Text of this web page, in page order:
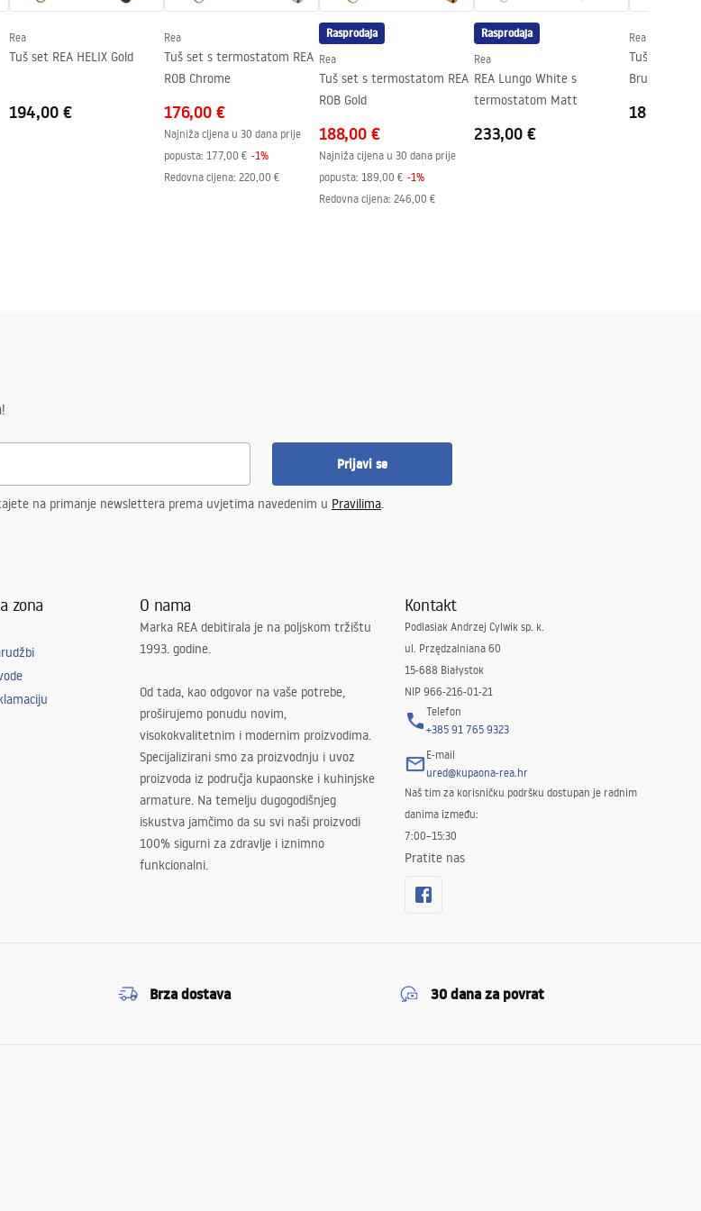
Rea
Tuš set REA HELIX Gold
194,00 €
Rea
Tuš set s termostatom REA
ROB Chrome
176,00 €
Najniža cijena u 30 dana prije
popusta: 177,00 € -1%
Redovna cijena: 220,00 €
Rasprodaja
Rea
Tuš set s termostatom REA
ROB Gold
188,00 €
Najniža cijena u 30 dana prije
popusta: 189,00 € -1%
Redovna cijena: 246,00 €
Rasprodaja
Rea
REA Lungo White s
termostatom Matt
233,00 €
Rea
Tuš set REA
Brush INOX
188,00 €
Prijavi se
na primanje newslettera prema uvjetima navedenim u Pravilima.
zona O nama
Marka REA debitirala je na poljskom tržištu
1993. godine.
Od tada, kao odgovor na vaše potrebe,
proširujemo ponudu novim,
visokokvalitetnim i modernim proizvodima.
Specijalizirani smo za proizvodnju i uvoz
proizvoda iz područja kupaonske i kuhinjske
armature. Na temelju dugogodišnjeg
iskustva jamčimo da su svi naši proizvodi
100% sigurni za zdravlje i iznimno
funkcionalni.
Kontakt
Podlasiak Andrzej Cylwik sp. k.
ul. Przędzalniana 60
15-688 Białystok
NIP 966-216-01-21
Telefon
+385 91 765 9323
E-mail
ured@kupaona-rea.hr
Naš tim za korisničku podršku dostupan je radnim
danima između:
7:00–15:30
Pratite nas
Brza dostava 30 dana za povrat